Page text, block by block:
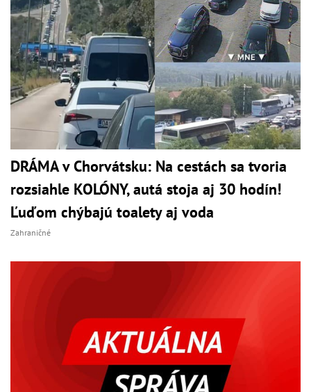
DRÁMA v Chorvátsku: Na cestách sa tvoria
rozsiahle KOLÓNY, autá stoja aj 30 hodín!
Ľuďom chýbajú toalety aj voda
Zahraničné